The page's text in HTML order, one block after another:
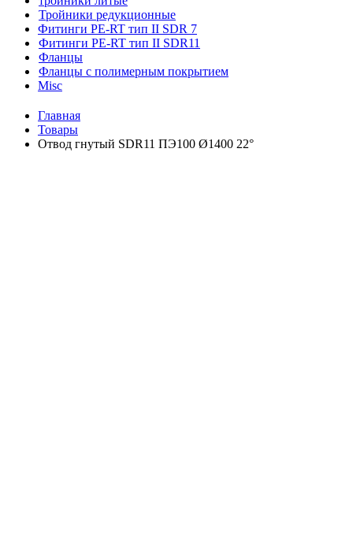
Тройники редукционные
Фитинги PE-RT тип II SDR 7
Фитинги PE-RT тип II SDR11
Фланцы
Фланцы с полимерным покрытием
Misc
Главная
Товары
Отвод гнутый SDR11 ПЭ100 Ø1400 22°